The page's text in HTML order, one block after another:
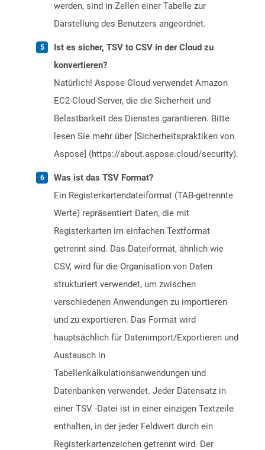
werden, sind in Zellen einer Tabelle zur
Darstellung des Benutzers angeordnet.
Ist es sicher, TSV to CSV in der Cloud zu
konvertieren?
Natürlich! Aspose Cloud verwendet Amazon
EC2-Cloud-Server, die die Sicherheit und
Belastbarkeit des Dienstes garantieren. Bitte
lesen Sie mehr über [Sicherheitspraktiken von
Aspose] (https://about.aspose.cloud/security).
Was ist das TSV Format?
Ein Registerkartendateiformat (TAB-getrennte
Werte) repräsentiert Daten, die mit
Registerkarten im einfachen Textformat
getrennt sind. Das Dateiformat, ähnlich wie
CSV, wird für die Organisation von Daten
strukturiert verwendet, um zwischen
verschiedenen Anwendungen zu importieren
und zu exportieren. Das Format wird
hauptsächlich für Datenimport/Exportieren und
Austausch in
Tabellenkalkulationsanwendungen und
Datenbanken verwendet. Jeder Datensatz in
einer TSV -Datei ist in einer einzigen Textzeile
enthalten, in der jeder Feldwert durch ein
Registerkartenzeichen getrennt wird. Der